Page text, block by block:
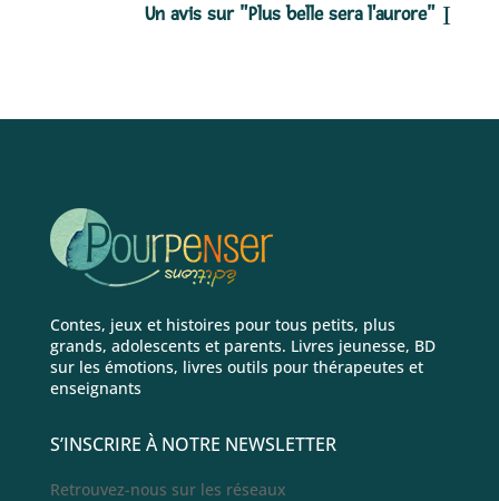
Un avis sur "Plus belle sera l'aurore"
Contes, jeux et histoires pour tous petits, plus
grands, adolescents et parents. Livres jeunesse, BD
sur les émotions, livres outils pour thérapeutes et
enseignants
S’INSCRIRE À NOTRE NEWSLETTER
Retrouvez-nous sur les réseaux